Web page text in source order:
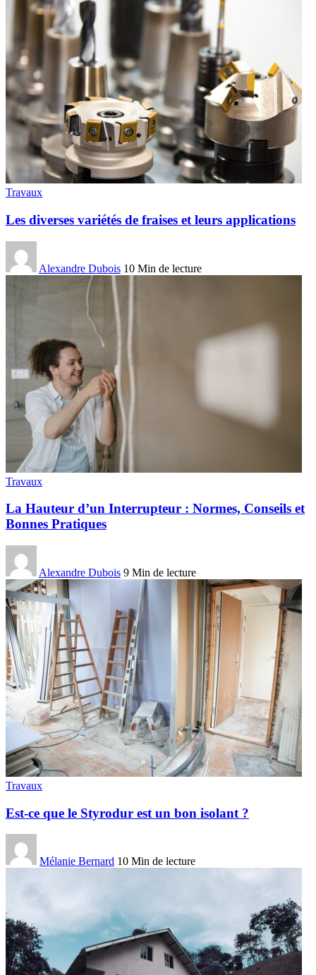
Travaux
Les diverses variétés de fraises et leurs applications
Alexandre Dubois 10 Min de lecture
Travaux
La Hauteur d’un Interrupteur : Normes, Conseils et
Bonnes Pratiques
Alexandre Dubois 9 Min de lecture
Travaux
Est-ce que le Styrodur est un bon isolant ?
Mélanie Bernard 10 Min de lecture